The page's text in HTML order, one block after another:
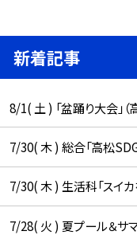
新着記事
8/1( 土 ) 「盆踊り大会」
7/30( 木 ) 総合「高松
7/30( 木 ) 生活科「スイカ
7/28( 火 ) 夏プール＆サマ